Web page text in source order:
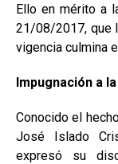
Ello en mérito a
21/08/2017, que
vigencia culmina
Impugnación a
Conocido el
José Islado
expresó su